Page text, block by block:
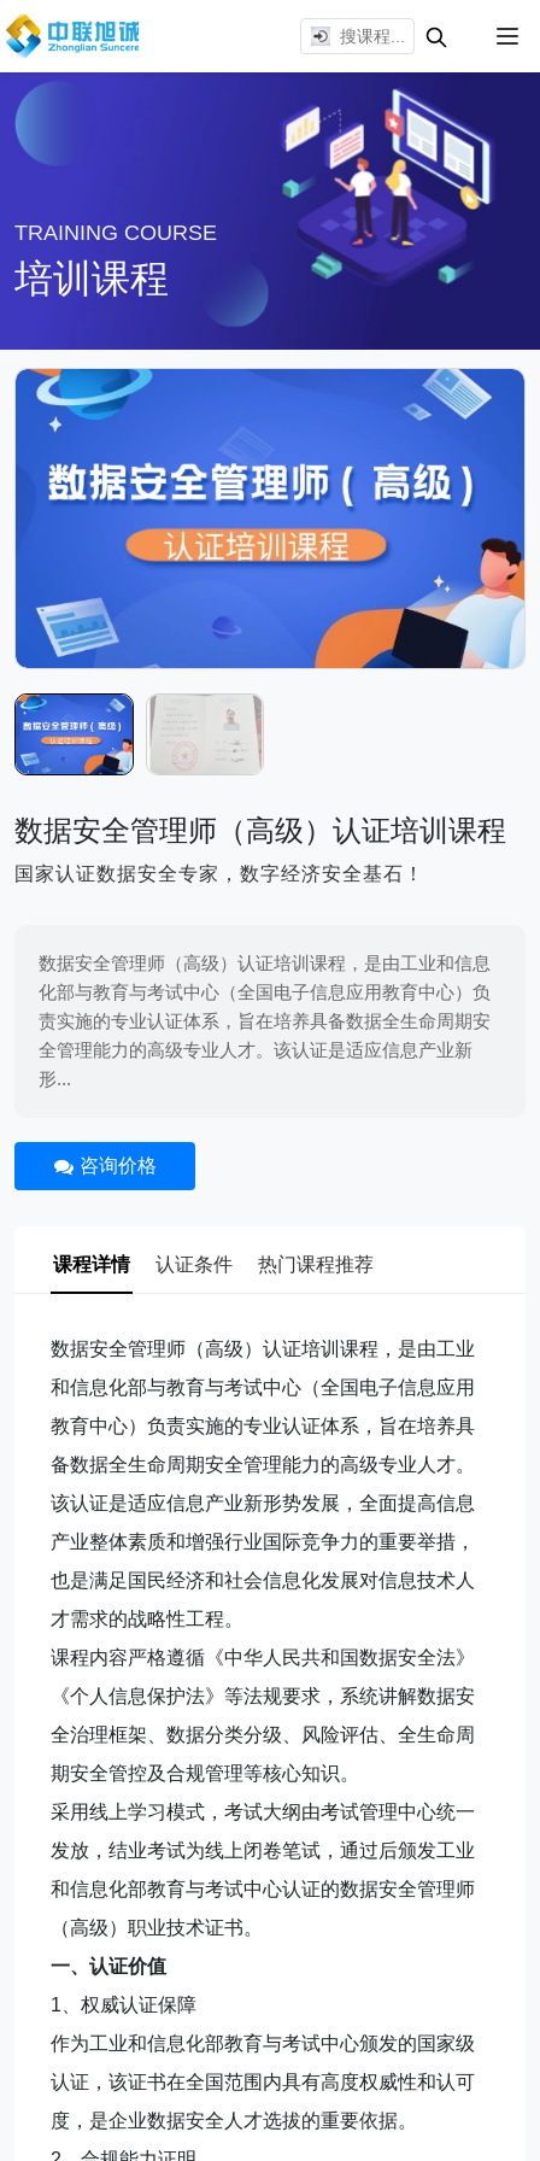
TRAINING COURSE
培训课程
数据安全管理师（高级）认证培训课程
国家认证数据安全专家，数字经济安全基石！
数据安全管理师（高级）认证培训课程，是由工业和信息
化部与教育与考试中心（全国电子信息应用教育中心）负
责实施的专业认证体系，旨在培养具备数据全生命周期安
全管理能力的高级专业人才。该认证是适应信息产业新
形...
咨询价格
课程详情 认证条件 热门课程推荐
数据安全管理师（高级）认证培训课程，是由工业
和信息化部与教育与考试中心（全国电子信息应用
教育中心）负责实施的专业认证体系，旨在培养具
备数据全生命周期安全管理能力的高级专业人才。
该认证是适应信息产业新形势发展，全面提高信息
产业整体素质和增强行业国际竞争力的重要举措，
也是满足国民经济和社会信息化发展对信息技术人
才需求的战略性工程。
课程内容严格遵循《中华人民共和国数据安全法》
《个人信息保护法》等法规要求，系统讲解数据安
全治理框架、数据分类分级、风险评估、全生命周
期安全管控及合规管理等核心知识。
采用线上学习模式，考试大纲由考试管理中心统一
发放，结业考试为线上闭卷笔试，通过后颁发工业
和信息化部教育与考试中心认证的数据安全管理师
（高级）职业技术证书。
一、认证价值
1、权威认证保障
作为工业和信息化部教育与考试中心颁发的国家级
认证，该证书在全国范围内具有高度权威性和认可
度，是企业数据安全人才选拔的重要依据。